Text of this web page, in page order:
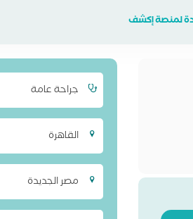
لمنصة إكشف
جراحة عامة
القاهرة
مصر الجديدة